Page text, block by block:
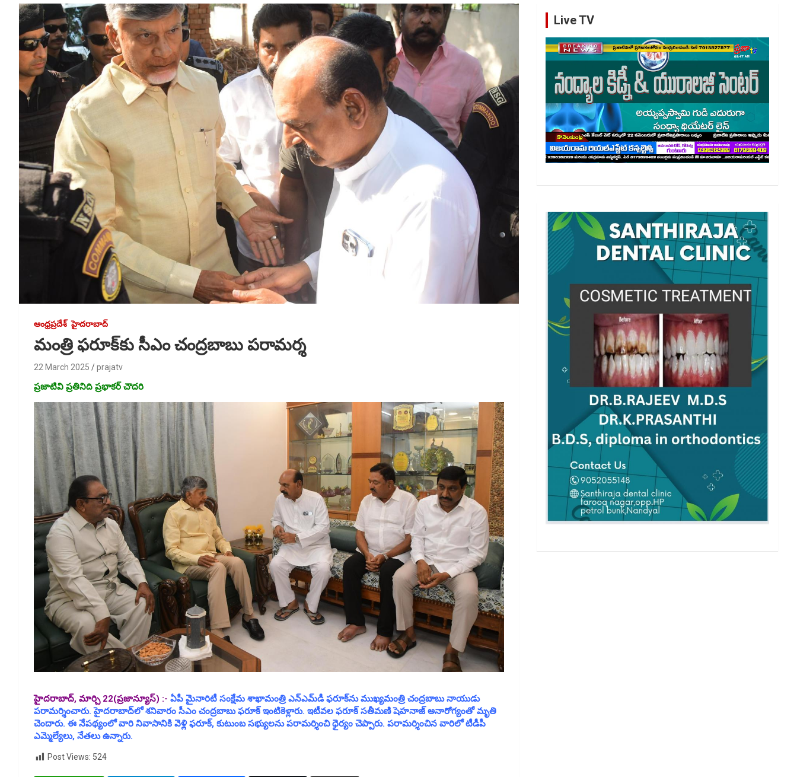
ఆంధ్రప్రదేశ్ హైదరాబాద్
మంత్రి ఫరూక్‌కు సీఎం చంద్రబాబు పరామర్శ
22 March 2025 prajatv
ప్రజాటివి ప్రతినిది ప్రభాకర్ చౌదరి
హైదరాబాద్, మార్చి 22(ప్రజాన్యూస్) :- ఏపీ మైనారిటీ సంక్షేమ శాఖామంత్రి ఎన్ఎమ్‌డీ ఫరూక్‌ను ముఖ్యమంత్రి చంద్రబాబు నాయుడు
పరామర్శించారు. హైదరాబాద్‌లో శనివారం సీఎం చంద్రబాబు ఫరూక్ ఇంటికెళ్లారు. ఇటీవల ఫరూక్ సతీమణి షెహనాజ్ అనారోగ్యంతో మృతి
చెందారు. ఈ నేపథ్యంలో వారి నివాసానికి వెళ్లి ఫరూక్, కుటుంబ సభ్యులను పరామర్శించి ధైర్యం చెప్పారు. పరామర్శించిన వారిలో టీడీపీ
ఎమ్మెల్యేలు, నేతలు ఉన్నారు.
Post Views: 524
Live TV